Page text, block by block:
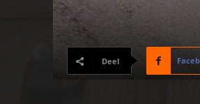
Deel